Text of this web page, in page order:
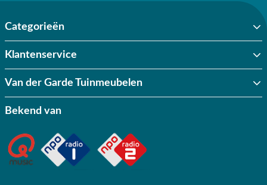
Categorieën
Klantenservice
Van der Garde Tuinmeubelen
Bekend van